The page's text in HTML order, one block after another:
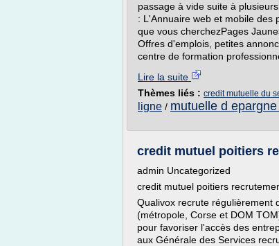
passage à vide suite à
: L'Annuaire web et mobile des
que vous cherchezPages
Offres d'emplois, petites
centre de formation
Lire la suite
Thèmes liés : credit mutuelle du
ligne / mutuelle d
credit mutuel poitiers
admin Uncategorized
credit mutuel poitiers
Qualivox recrute régulièrement
(métropole, Corse et DOM
pour favoriser l'accès des
aux Générale des Services